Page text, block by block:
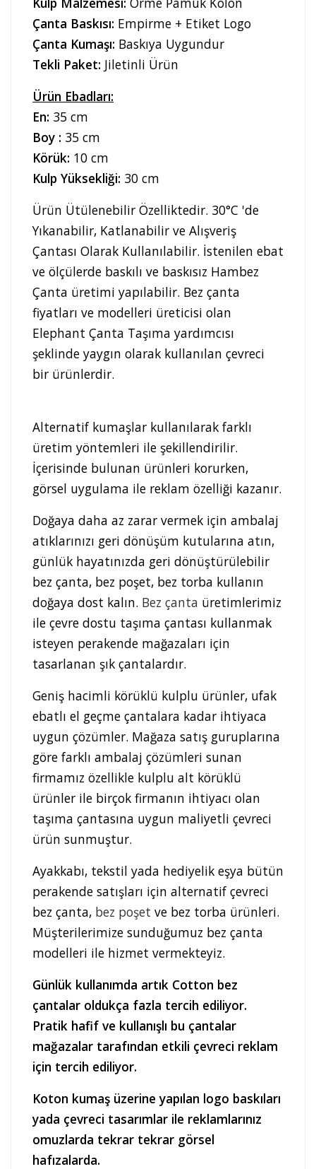
Çanta Baskısı: Empirme + Etiket Logo
Çanta Kumaşı: Baskıya Uygundur
Tekli Paket: Jiletinli Ürün
Ürün Ebadları:
En: 35 cm
Boy : 35 cm
Körük: 10 cm
Kulp Yüksekliği: 30 cm
Ürün Ütülenebilir Özelliktedir. 30°C 'de
Yıkanabilir, Katlanabilir ve Alışveriş
Çantası Olarak Kullanılabilir. İstenilen ebat
ve ölçülerde baskılı ve baskısız Hambez
Çanta üretimi yapılabilir. Bez çanta
fiyatları ve modelleri üreticisi olan
Elephant Çanta Taşıma yardımcısı
şeklinde yaygın olarak kullanılan çevreci
bir ürünlerdir.
Alternatif kumaşlar kullanılarak farklı
üretim yöntemleri ile şekillendirilir.
İçerisinde bulunan ürünleri korurken,
görsel uygulama ile reklam özelliği kazanır.
Doğaya daha az zarar vermek için ambalaj
atıklarınızı geri dönüşüm kutularına atın,
günlük hayatınızda geri dönüştürülebilir
bez çanta, bez poşet, bez torba kullanın
doğaya dost kalın. Bez çanta üretimlerimiz
ile çevre dostu taşıma çantası kullanmak
isteyen perakende mağazaları için
tasarlanan şık çantalardır.
Geniş hacimli körüklü kulplu ürünler, ufak
ebatlı el geçme çantalara kadar ihtiyaca
uygun çözümler. Mağaza satış guruplarına
göre farklı ambalaj çözümleri sunan
firmamız özellikle kulplu alt körüklü
ürünler ile birçok firmanın ihtiyacı olan
taşıma çantasına uygun maliyetli çevreci
ürün sunmuştur.
Ayakkabı, tekstil yada hediyelik eşya bütün
perakende satışları için alternatif çevreci
bez çanta, bez poşet ve bez torba ürünleri.
Müşterilerimize sunduğumuz bez çanta
modelleri ile hizmet vermekteyiz.
Günlük kullanımda artık Cotton bez
çantalar oldukça fazla tercih ediliyor.
Pratik hafif ve kullanışlı bu çantalar
mağazalar tarafından etkili çevreci reklam
için tercih ediliyor.
Koton kumaş üzerine yapılan logo baskıları
yada çevreci tasarımlar ile reklamlarınız
omuzlarda tekrar tekrar görsel
hafızalarda.